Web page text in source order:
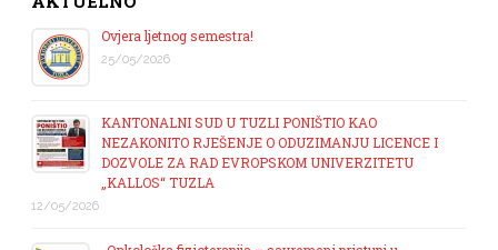
Ovjera ljetnog semestra!
25/05/2026
KANTONALNI SUD U TUZLI PONIŠTIO KAO
NEZAKONITO RJEŠENJE O ODUZIMANJU LICENCE I
DOZVOLE ZA RAD EVROPSKOM UNIVERZITETU
„KALLOS“ TUZLA
12/05/2026